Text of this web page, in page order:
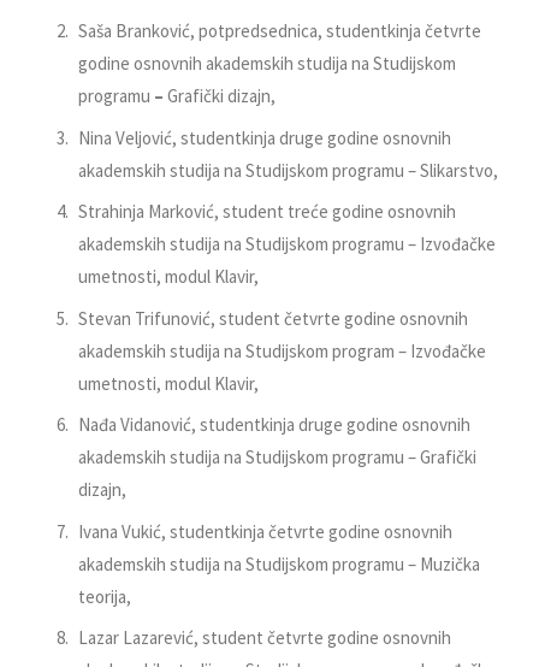
Saša Branković, potpredsednica, studentkinja četvrte
godine osnovnih akademskih studija na Studijskom
programu – Grafički dizajn,
Nina Veljović, studentkinja druge godine osnovnih
akademskih studija na Studijskom programu – Slikarstvo,
Strahinja Marković, student treće godine osnovnih
akademskih studija na Studijskom programu – Izvođačke
umetnosti, modul Klavir,
Stevan Trifunović, student četvrte godine osnovnih
akademskih studija na Studijskom program – Izvođačke
umetnosti, modul Klavir,
Nađa Vidanović, studentkinja druge godine osnovnih
akademskih studija na Studijskom programu – Grafički
dizajn,
Ivana Vukić, studentkinja četvrte godine osnovnih
akademskih studija na Studijskom programu – Muzička
teorija,
Lazar Lazarević, student četvrte godine osnovnih